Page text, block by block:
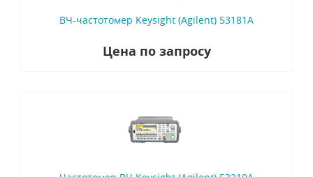
ВЧ-частотомер Keysight (Agilent) 53181A
Цена по запросу